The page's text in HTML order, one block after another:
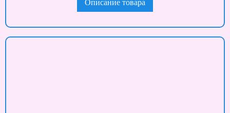
Описание товара